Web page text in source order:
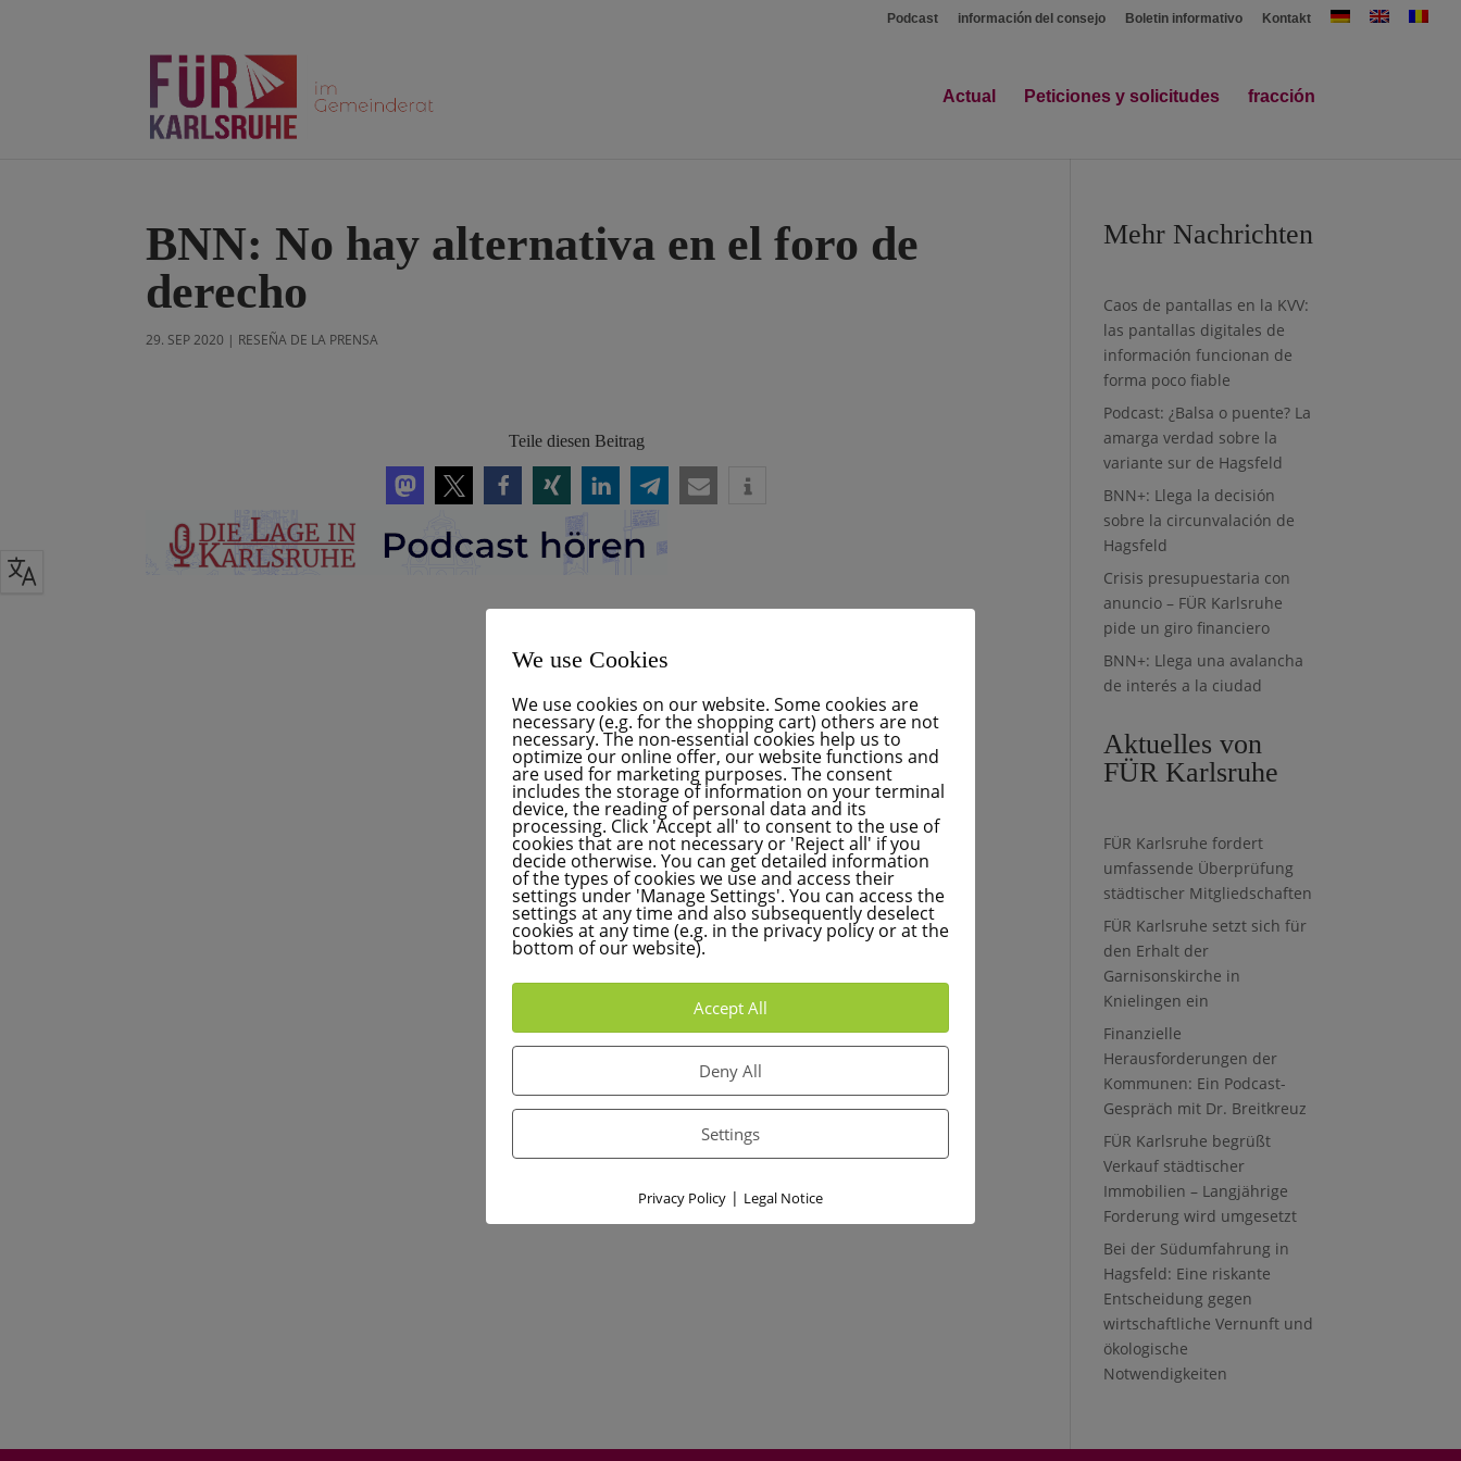
Podcast información del consejo Boletin informativo Kontakt
Actual Peticiones y solicitudes fracción
BNN: No hay alternativa en el foro de
derecho
29. SEP 2020 | RESEÑA DE LA PRENSA
Teile diesen Beitrag
Mehr Nachrichten
Caos de pantallas en la KVV:
las pantallas digitales de
información funcionan de
forma poco fiable
Podcast: ¿Balsa o puente? La
amarga verdad sobre la
variante sur de Hagsfeld
BNN+: Llega la decisión
sobre la circunvalación de
Hagsfeld
Crisis presupuestaria con
anuncio – FÜR Karlsruhe
pide un giro financiero
BNN+: Llega una avalancha
de interés a la ciudad
Aktuelles von
FÜR Karlsruhe
FÜR Karlsruhe fordert
umfassende Überprüfung
städtischer Mitgliedschaften
FÜR Karlsruhe setzt sich für
den Erhalt der
Garnisonskirche in
Knielingen ein
Finanzielle
Herausforderungen der
Kommunen: Ein Podcast-
Gespräch mit Dr. Breitkreuz
FÜR Karlsruhe begrüßt
Verkauf städtischer
Immobilien – Langjährige
Forderung wird umgesetzt
Bei der Südumfahrung in
Hagsfeld: Eine riskante
Entscheidung gegen
wirtschaftliche Vernunft und
ökologische
Notwendigkeiten
We use Cookies
We use cookies on our website. Some cookies are
necessary (e.g. for the shopping cart) others are not
necessary. The non-essential cookies help us to
optimize our online offer, our website functions and
are used for marketing purposes. The consent
includes the storage of information on your terminal
device, the reading of personal data and its
processing. Click 'Accept all' to consent to the use of
cookies that are not necessary or 'Reject all' if you
decide otherwise. You can get detailed information
of the types of cookies we use and access their
settings under 'Manage Settings'. You can access the
settings at any time and also subsequently deselect
cookies at any time (e.g. in the privacy policy or at the
bottom of our website).
Accept All
Deny All
Settings
Privacy Policy | Legal Notice